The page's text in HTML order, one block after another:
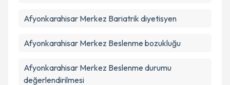
Afyonkarahisar Merkez Bariatrik diyetisyen
Afyonkarahisar Merkez Beslenme bozukluğu
Afyonkarahisar Merkez Beslenme durumu
değerlendirilmesi